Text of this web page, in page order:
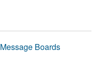
Message Boards